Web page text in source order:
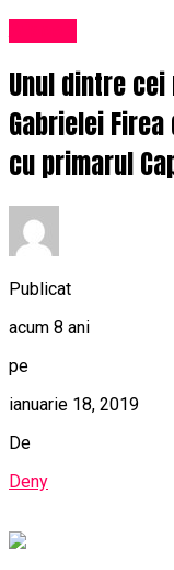
Unul dintre
Gabrielei
cu primarul
Publicat
acum 8 ani
pe
ianuarie 18, 2019
De
Deny